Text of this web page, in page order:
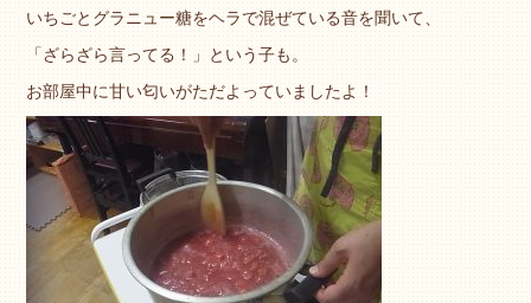
いちごとグラニュー糖をヘラで混ぜている音を聞いて、
「ざらざら言ってる！」という子も。
お部屋中に甘い匂いがただよっていましたよ！